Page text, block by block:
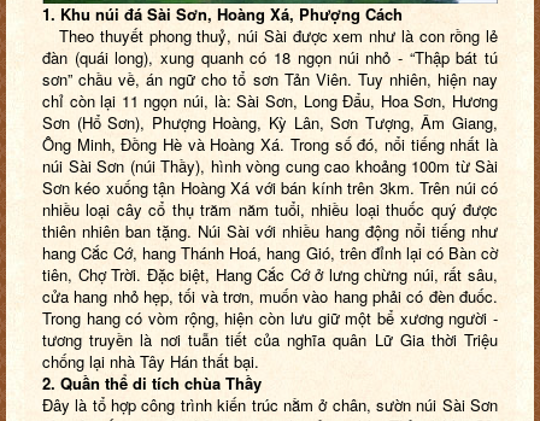
1. Khu núi đá Sài Sơn, Hoàng Xá, Phượng Cách
Theo thuyết phong thuỷ, núi Sài được xem như là con rồng lẻ
đàn (quái long), xung quanh có 18 ngọn núi nhỏ - “Thập bát tú
sơn” chầu về, án ngữ cho tổ sơn Tản Viên. Tuy nhiên, hiện nay
chỉ còn lại 11 ngọn núi, là: Sài Sơn, Long Đẩu, Hoa Sơn, Hương
Sơn (Hổ Sơn), Phượng Hoàng, Kỳ Lân, Sơn Tượng, Âm Giang,
Ông Minh, Đồng Hè và Hoàng Xá. Trong số đó, nổi tiếng nhất là
núi Sài Sơn (núi Thầy), hình vòng cung cao khoảng 100m từ Sài
Sơn kéo xuống tận Hoàng Xá với bán kính trên 3km. Trên núi có
nhiều loại cây cổ thụ trăm năm tuổi, nhiều loại thuốc quý được
thiên nhiên ban tặng. Núi Sài với nhiều hang động nổi tiếng như
hang Cắc Cớ, hang Thánh Hoá, hang Gió, trên đỉnh lại có Bàn cờ
tiên, Chợ Trời. Đặc biệt, Hang Cắc Cớ ở lưng chừng núi, rất sâu,
cửa hang nhỏ hẹp, tối và trơn, muốn vào hang phải có đèn đuốc.
Trong hang có vòm rộng, hiện còn lưu giữ một bể xương người -
tương truyền là nơi tuẫn tiết của nghĩa quân Lữ Gia thời Triệu
chống lại nhà Tây Hán thất bại.
2. Quần thể di tích chùa Thầy
Đây là tổ hợp công trình kiến trúc nằm ở chân, sườn núi Sài Sơn